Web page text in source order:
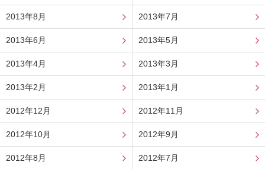
2013年8月 2013年7月
2013年6月 2013年5月
2013年4月 2013年3月
2013年2月 2013年1月
2012年12月 2012年11月
2012年10月 2012年9月
2012年8月 2012年7月